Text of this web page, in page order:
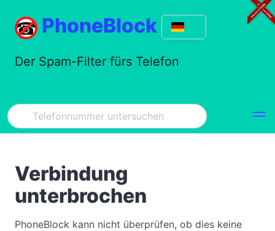
PhoneBlock
Der Spam-Filter fürs Telefon
Verbindung
unterbrochen
PhoneBlock kann nicht überprüfen, ob dies keine